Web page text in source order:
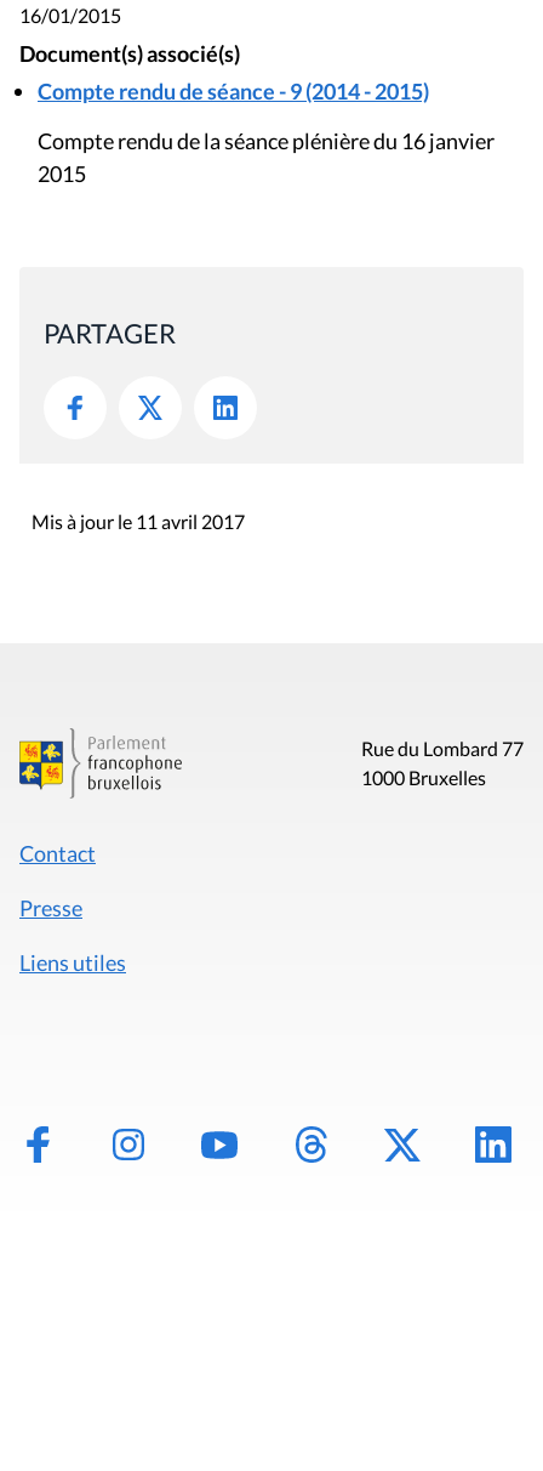
16/01/2015
Document(s) associé(s)
Compte rendu de séance - 9 (2014 - 2015)
Compte rendu de la séance plénière du 16 janvier
2015
PARTAGER
Mis à jour le 11 avril 2017
Rue du Lombard 77
1000 Bruxelles
Contact
Presse
Liens utiles